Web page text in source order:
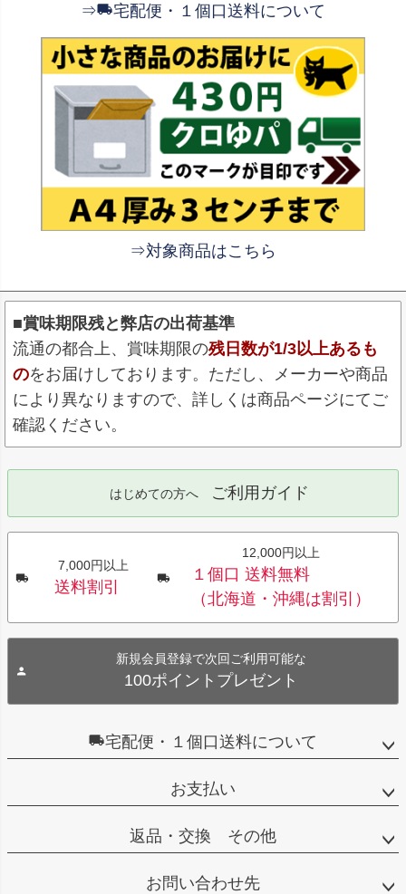
⇒ 宅配便・１個口送料について
⇒対象商品はこちら
■賞味期限残と弊店の出荷基準
流通の都合上、賞味期限の残日数が1/3以上あるも
のをお届けしております。ただし、メーカーや商品
により異なりますので、詳しくは商品ページにてご
確認ください。
はじめての方へ ご利用ガイド
7,000円以上
送料割引
12,000円以上
１個口 送料無料
（北海道・沖縄は割引）
新規会員登録で次回ご利用可能な
100ポイントプレゼント
宅配便・１個口送料について
お支払い
返品・交換 その他
お問い合わせ先